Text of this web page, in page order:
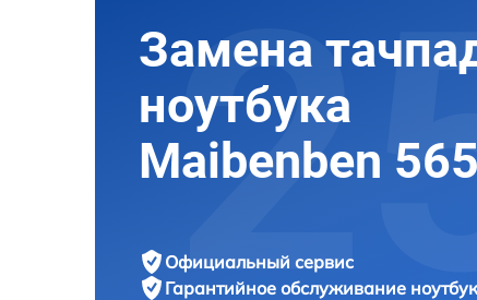
Замена
ноутбука
Maibenben 565
Официальный сервис
Гарантийное обслуживание